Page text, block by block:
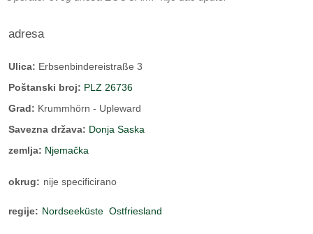
adresa
Ulica: Erbsenbindereistraße 3
Poštanski broj: PLZ 26736
Grad: Krummhörn - Upleward
Savezna država: Donja Saska
zemlja: Njemačka
okrug: nije specificirano
regije: Nordseeküste Ostfriesland